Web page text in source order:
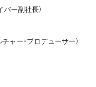
ー副社長）
ャー・プロデューサー）